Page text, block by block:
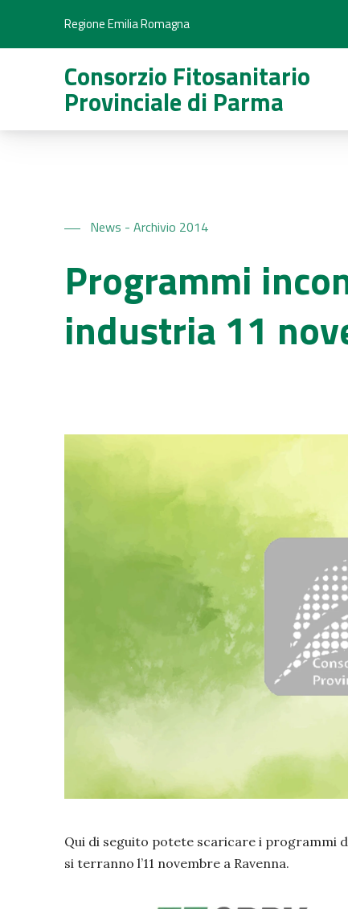
Regione Emilia Romagna
Consorzio Fitosanitario
Provinciale di Parma
News - Archivio 2014
Programmi
industria 11
Qui di seguito potete scaricare i programmi
si terranno l’11 novembre a Ravenna.